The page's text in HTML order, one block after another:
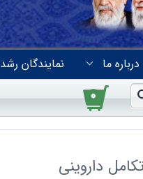
درباره ما نمایندگان رشد
۰
داروینی